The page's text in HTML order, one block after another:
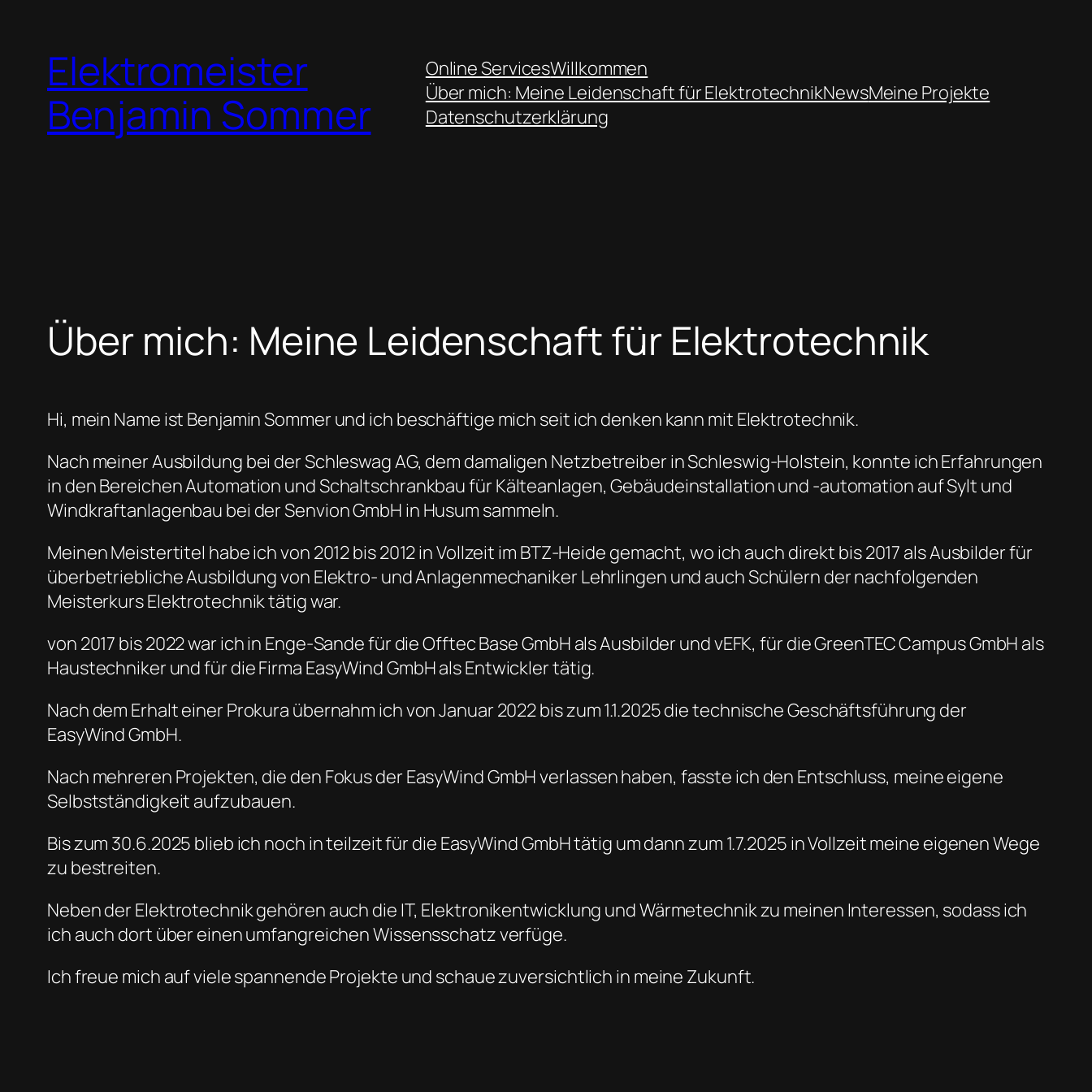
springenElektromeister
Benjamin Sommer
Online ServicesWillkommen
Über mich: Meine Leidenschaft für ElektrotechnikNewsMeine Projekte
Datenschutzerklärung
Über mich: Meine Leidenschaft für Elektrotechnik
Hi, mein Name ist Benjamin Sommer und ich beschäftige mich seit ich denken kann mit Elektrotechnik.
Nach meiner Ausbildung bei der Schleswag AG, dem damaligen Netzbetreiber in Schleswig-Holstein, konnte ich Erfahrungen
in den Bereichen Automation und Schaltschrankbau für Kälteanlagen, Gebäudeinstallation und -automation auf Sylt und
Windkraftanlagenbau bei der Senvion GmbH in Husum sammeln.
Meinen Meistertitel habe ich von 2012 bis 2012 in Vollzeit im BTZ-Heide gemacht, wo ich auch direkt bis 2017 als Ausbilder für
überbetriebliche Ausbildung von Elektro- und Anlagenmechaniker Lehrlingen und auch Schülern der nachfolgenden
Meisterkurs Elektrotechnik tätig war.
von 2017 bis 2022 war ich in Enge-Sande für die Offtec Base GmbH als Ausbilder und vEFK, für die GreenTEC Campus GmbH als
Haustechniker und für die Firma EasyWind GmbH als Entwickler tätig.
Nach dem Erhalt einer Prokura übernahm ich von Januar 2022 bis zum 1.1.2025 die technische Geschäftsführung der
EasyWind GmbH.
Nach mehreren Projekten, die den Fokus der EasyWind GmbH verlassen haben, fasste ich den Entschluss, meine eigene
Selbstständigkeit aufzubauen.
Bis zum 30.6.2025 blieb ich noch in teilzeit für die EasyWind GmbH tätig um dann zum 1.7.2025 in Vollzeit meine eigenen Wege
zu bestreiten.
Neben der Elektrotechnik gehören auch die IT, Elektronikentwicklung und Wärmetechnik zu meinen Interessen, sodass ich
ich auch dort über einen umfangreichen Wissensschatz verfüge.
Ich freue mich auf viele spannende Projekte und schaue zuversichtlich in meine Zukunft.